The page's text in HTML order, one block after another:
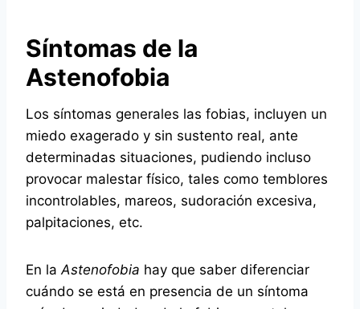
Síntomas de la
Astenofobia
Los síntomas generales las fobias, incluyen un
miedo exagerado y sin sustento real, ante
determinadas situaciones, pudiendo incluso
provocar malestar físico, tales como temblores
incontrolables, mareos, sudoración excesiva,
palpitaciones, etc.
En laAstenofobia hay que saber diferenciar
cuándo se está en presencia de un síntoma